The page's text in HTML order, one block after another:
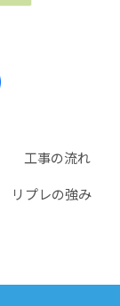
工事の流れ
リプレの強み